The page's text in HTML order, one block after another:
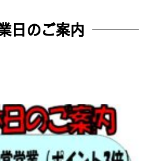
日のご案内